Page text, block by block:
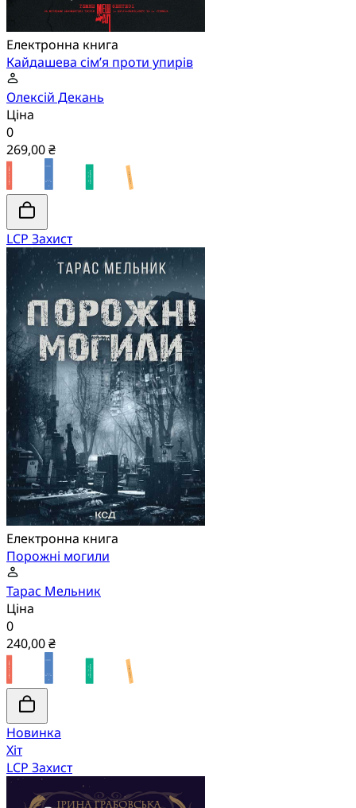
Електронна книга
Кайдашева сім’я проти упирів
Олексій Декань
Ціна
0
269,00 ₴
LCP Захист
Електронна книга
Порожні могили
Тарас Мельник
Ціна
0
240,00 ₴
Новинка
Хіт
LCP Захист